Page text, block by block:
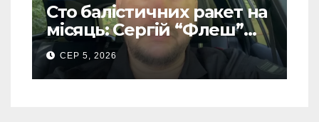
Сто балістичних ракет на
місяць: Сергій “Флеш”
закликав українців
готуватися до гіршого
СЕР 5, 2026